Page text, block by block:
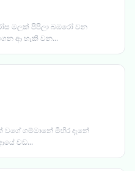
මලක් පිපිලා බඹරෝ වන
ආ හැකි වන...
ගම්මානේ මිහිර දැනේ
වඩ...